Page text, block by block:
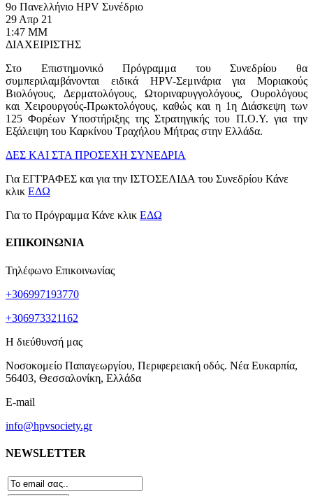
9ο Πανελλήνιο HPV Συνέδριο
29 Απρ 21
1:47 ΜΜ
ΔΙΑΧΕΙΡΙΣΤΗΣ
Στο Επιστημονικό Πρόγραμμα του Συνεδρίου θα
συμπεριλαμβάνονται ειδικά HPV-Σεμινάρια για Μοριακούς
Βιολόγους, Δερματολόγους, Ωτοριναρυγγολόγους, Ουρολόγους
και Χειρουργούς-Πρωκτολόγους, καθώς και η 1η Διάσκεψη των
125 Φορέων Υποστήριξης της Στρατηγικής του Π.Ο.Υ. για την
Εξάλειψη του Καρκίνου Τραχήλου Μήτρας στην Ελλάδα.
ΔΕΣ ΚΑΙ ΣΤΑ ΠΡΟΣΕΧΗ ΣΥΝΕΔΡΙΑ
Για ΕΓΓΡΑΦΕΣ και για την ΙΣΤΟΣΕΛΙΔΑ του Συνεδρίου Κάνε
κλικ ΕΔΩ
Για το Πρόγραμμα Κάνε κλικ ΕΔΩ
ΕΠΙΚΟΙΝΩΝΙΑ
Τηλέφωνο Επικοινωνίας
+306997193770
+306973321162
Η διεύθυνσή μας
Νοσοκομείο Παπαγεωργίου, Περιφερειακή οδός. Νέα Ευκαρπία,
56403, Θεσσαλονίκη, Ελλάδα
E-mail
info@hpvsociety.gr
NEWSLETTER